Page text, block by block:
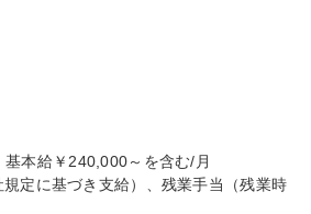
本給￥240,000～を含む/月
定に基づき支給）、残業手当（残業時